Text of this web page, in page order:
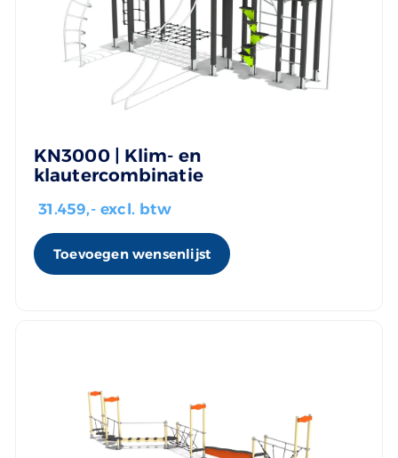
KN3000 | Klim- en
klautercombinatie
31.459,- excl. btw
Toevoegen wensenlijst